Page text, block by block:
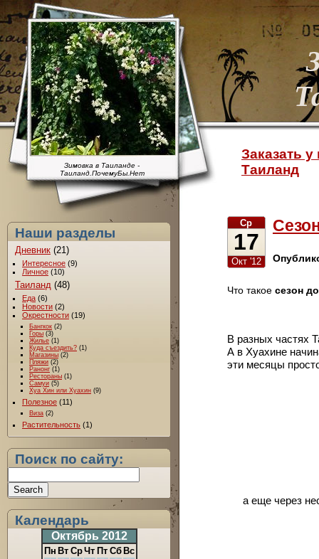
Зимовка в Таиланде -
Таиланд.ПочемуБы.Нет
Заказать у
Таиланд
Наши разделы
Дневник (21)
Интересное (9)
Личное (10)
Таиланд (48)
Еда (6)
Новости (2)
Окрестности (19)
Бангкок (2)
Горы (3)
Жилье (1)
Куда съездить? (1)
Магазины (2)
Пляжи (2)
Ранонг (1)
Рестораны (1)
Самуи (5)
Хуа Хин или Хуахин (9)
Полезное (11)
Виза (2)
Растительность (1)
Поиск по сайту:
Календарь
Октябрь 2012
Пн Вт СрЧт Пт Сб Вс
Ср
17
Окт '12
Что такое сезон
В разных частях
А в Хуахине
эти месяцы
а еще через